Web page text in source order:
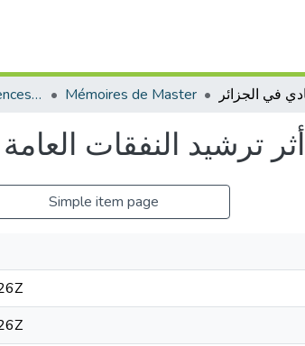
Département des sciences économiques Mémoires de Master
أثر ترشيد النفقات
Simple item page